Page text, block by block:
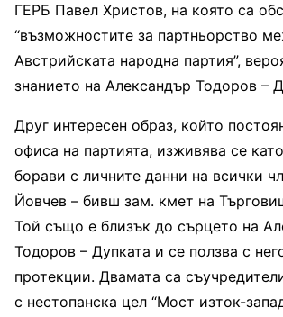
ГЕРБ Павел Христов, на която са
“възможностите за партньорство
Австрийската народна партия”,
знанието на Александър Тодоров –
Друг интересен образ, който
офиса на партията, изживява се
борави с личните данни на всички
Йовчев – бивш зам. кмет на
Той също е близък до сърцето на
Тодоров – Дупката и се ползва с
протекции. Двамата са
с нестопанска цел “Мост изток-